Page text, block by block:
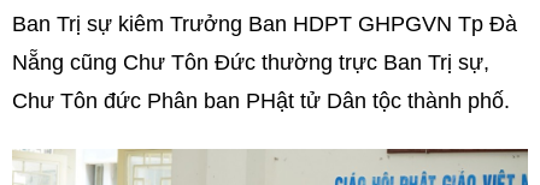
Ban Trị sự kiêm Trưởng Ban HDPT GHPGVN Tp Đà
Nẵng cũng Chư Tôn Đức thường trực Ban Trị sự,
Chư Tôn đức Phân ban PHật tử Dân tộc thành phố.